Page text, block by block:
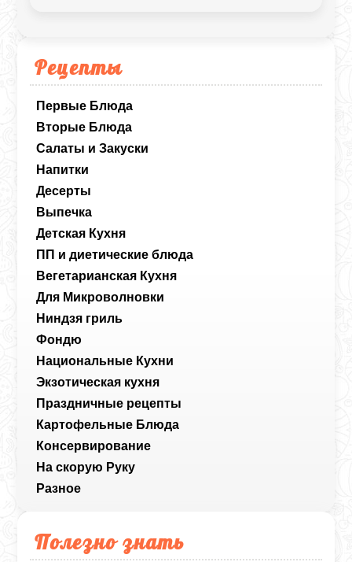
Рецепты
Первые Блюда
Вторые Блюда
Салаты и Закуски
Напитки
Десерты
Выпечка
Детская Кухня
ПП и диетические блюда
Вегетарианская Кухня
Для Микроволновки
Ниндзя гриль
Фондю
Национальные Кухни
Экзотическая кухня
Праздничные рецепты
Картофельные Блюда
Консервирование
На скорую Руку
Разное
Полезно знать